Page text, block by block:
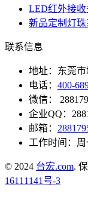
LED红外接收
新品定制灯珠
联系信息
地址：东莞
电话： 400-
微信：
企业QQ：
邮箱：
工作时间：周
© 2024 台宏.com.
16111141号-3